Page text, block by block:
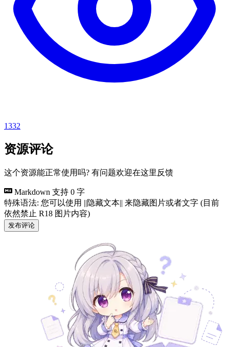
1332
资源评论
这个资源能正常使用吗? 有问题欢迎在这里反馈
Markdown 支持 0 字
特殊语法: 您可以使用 ||隐藏文本|| 来隐藏图片或者文字 (目前
依然禁止 R18 图片内容)
发布评论